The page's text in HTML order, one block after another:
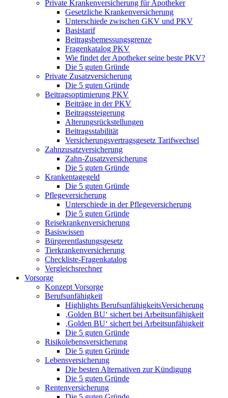
Private Krankenversicherung für Apotheker
Gesetzliche Krankenversicherung
Unterschiede zwischen GKV und PKV
Basistarif
Beitragsbemessungsgrenze
Fragenkatalog PKV
Wie findet der Apotheker seine beste PKV?
Die 5 guten Gründe
Private Zusatzversicherung
Die 5 guten Gründe
Beitragsoptimierung PKV
Beiträge in der PKV
Beitragssteigerung
Alterungsrückstellungen
Beitragsstabilität
Versicherungsvertragsgesetz Tarifwechsel
Zahnzusatzversicherung
Zahn-Zusatzversicherung
Die 5 guten Gründe
Krankentagegeld
Die 5 guten Gründe
Pflegeversicherung
Unterschiede in der Pflegeversicherung
Die 5 guten Gründe
Reisekrankenversicherung
Basiswissen
Bürgerentlastungsgesetz
Tierkrankenversicherung
Checkliste-Fragenkatalog
Vergleichsrechner
Vorsorge
Konzept Vorsorge
Berufsunfähigkeit
Highlights BerufsunfähigkeitsVersicherung
‚Golden BU‘ sichert bei Arbeitsunfähigkeit
‚Golden BU‘ sichert bei Arbeitsunfähigkeit
Die 5 guten Gründe
Risikolebensversicherung
Die 5 guten Gründe
Lebensversicherung
Die besten Alternativen zur Kündigung
Die 5 guten Gründe
Rentenversicherung